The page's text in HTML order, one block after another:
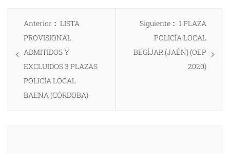
Navegación
entradas
Anterior
Entrada
anterior:
LISTA
PROVISIONAL
ADMITIDOS Y
EXCLUIDOS 3 PLAZAS
POLICÍA LOCAL
BAENA (CÓRDOBA)
Siguiente
Entrada
siguiente:
1 PLAZA
POLICÍA LOCAL
BEGÍJAR (JAÉN) (OEP
2020)